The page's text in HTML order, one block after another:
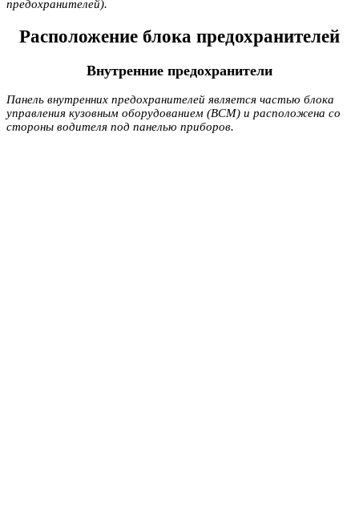
предохранителей).
Расположение блока предохранителей
Внутренние предохранители
Панель внутренних предохранителей является частью блока
управления кузовным оборудованием (BCM) и расположена со
стороны водителя под панелью приборов.